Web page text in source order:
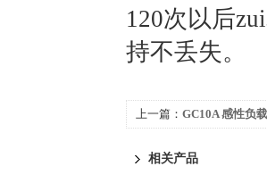
120次以后
持不丢失。
上一篇： GC10A 感性负
相关产品